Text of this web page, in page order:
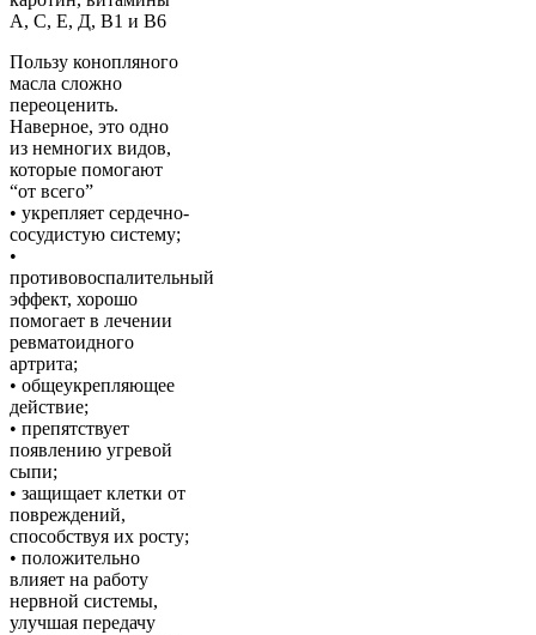
А, С, Е, Д, В1 и В6
Пользу конопляного
масла сложно
переоценить.
Наверное, это одно
из немногих видов,
которые помогают
“от всего”
• укрепляет сердечно-
сосудистую систему;
•
противовоспалительный
эффект, хорошо
помогает в лечении
ревматоидного
артрита;
• общеукрепляющее
действие;
• препятствует
появлению угревой
сыпи;
• защищает клетки от
повреждений,
способствуя их росту;
• положительно
влияет на работу
нервной системы,
улучшая передачу